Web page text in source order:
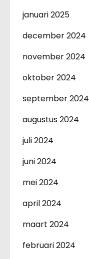
januari 2025
december 2024
november 2024
oktober 2024
september 2024
augustus 2024
juli 2024
juni 2024
mei 2024
april 2024
maart 2024
februari 2024